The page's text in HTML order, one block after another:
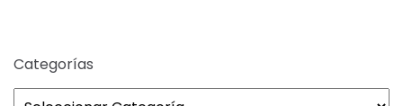
Categorías